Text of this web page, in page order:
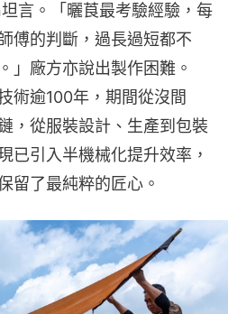
言。「曬莨最考驗經驗，每
傅的判斷，過長過短都不
」廠方亦說出製作困難。
術逾100年，期間從沒間
，從服裝設計、生產到包裝
已引入半機械化提升效率，
留了最純粹的匠心。